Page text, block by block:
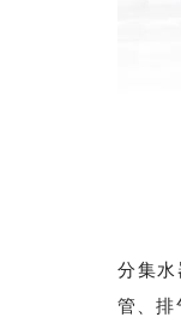
分集
管、排